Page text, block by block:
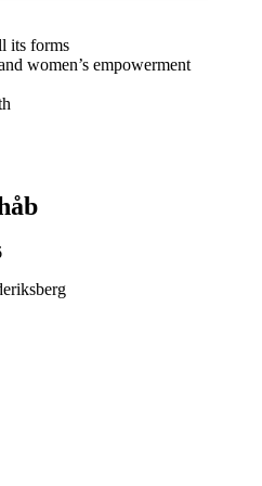
its forms
women’s empowerment